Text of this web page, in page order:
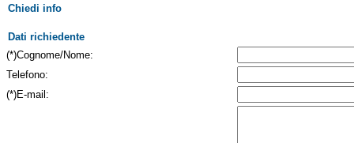
Chiedi info
Dati richiedente
(*)Cognome/Nome:
Telefono:
(*)E-mail: